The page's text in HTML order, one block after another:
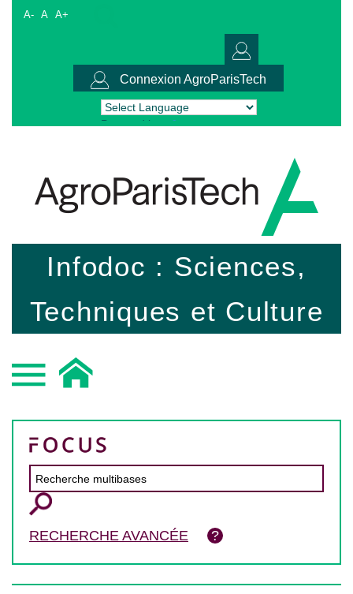
A- A A+
Connexion AgroParisTech
Powered by Translate
Infodoc : Sciences,
Techniques et Culture
RECHERCHE AVANCÉE